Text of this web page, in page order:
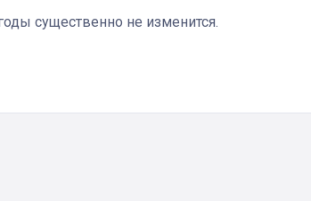
существенно не изменится.